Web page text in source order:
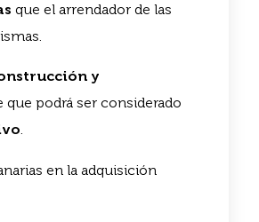
que el arrendador de las
y
podrá ser considerado